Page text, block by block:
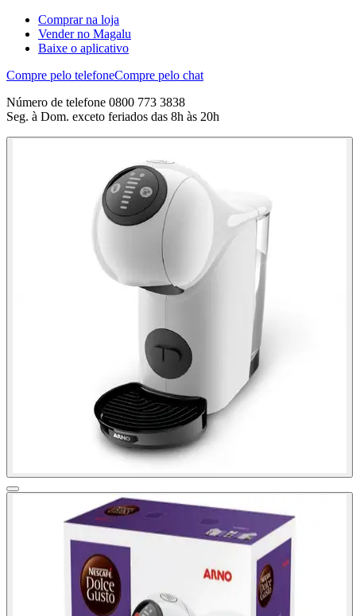
Comprar na loja
Vender no Magalu
Baixe o aplicativo
Compre pelo telefoneCompre pelo chat
Número de telefone 0800 773 3838
Seg. à Dom. exceto feriados das 8h às 20h